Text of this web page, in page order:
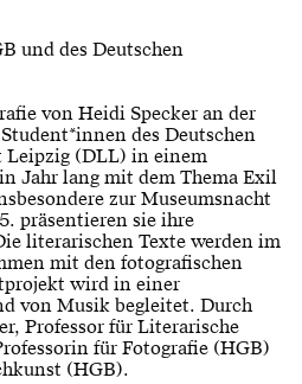
und des Deutschen
von Heidi Specker an der
des Deutschen
(DLL) in einem
Jahr lang mit dem Thema Exil
zur Museumsnacht
präsentieren sie ihre
literarischen Texte werden im
mit den fotografischen
wird in einer
von Musik begleitet. Durch
Professor für Literarische
für Fotografie (HGB)
(HGB).